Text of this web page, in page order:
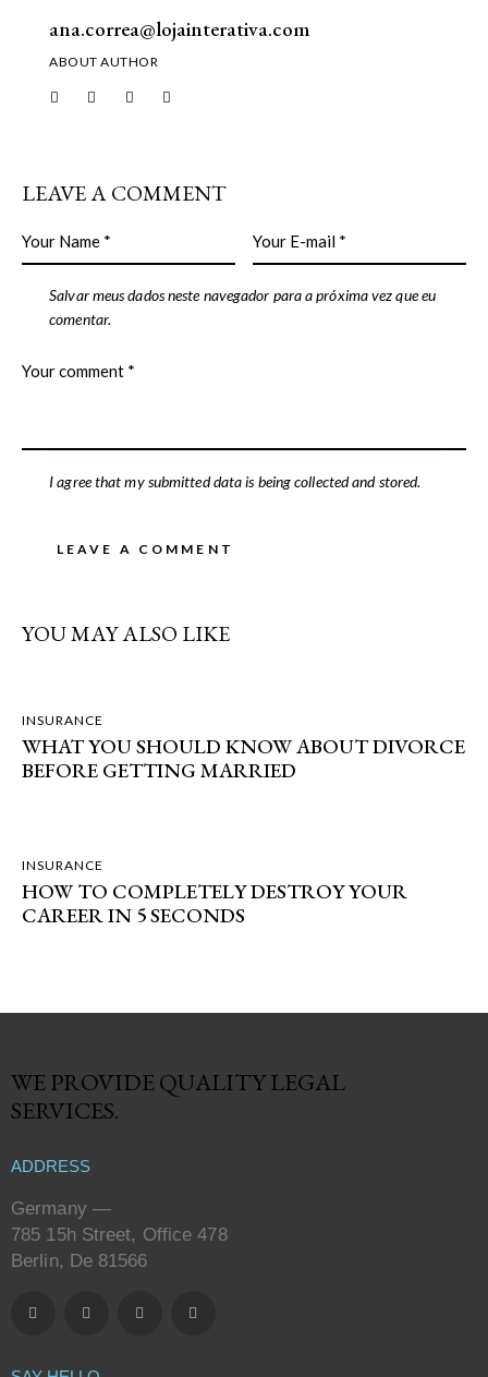
ana.correa@lojainterativa.com
ABOUT AUTHOR
LEAVE A COMMENT
Salvar meus dados neste navegador para a próxima vez que eu
comentar.
I agree that my submitted data is being collected and stored.
YOU MAY ALSO LIKE
INSURANCE
WHAT YOU SHOULD KNOW ABOUT DIVORCE
BEFORE GETTING MARRIED
INSURANCE
HOW TO COMPLETELY DESTROY YOUR
CAREER IN 5 SECONDS
WE PROVIDE QUALITYLEGAL
SERVICES.
ADDRESS
Germany —
785 15h Street, Office 478
Berlin, De 81566